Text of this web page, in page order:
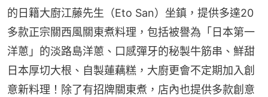
的日籍大廚江藤先生（Eto San）坐鎮，提供多達20
多款正宗關西風關東煮料理，包括被譽為「日本第一
洋蔥」的淡路島洋蔥、口感彈牙的秘製牛筋串、鮮甜
日本厚切大根、自製蓮藕糕，大廚更會不定期加入創
意新料理！除了有招牌關東煮，店內也提供多款創意